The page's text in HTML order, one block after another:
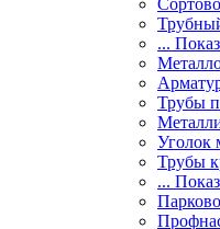
...
Трубы
Уголок
Трубы
...